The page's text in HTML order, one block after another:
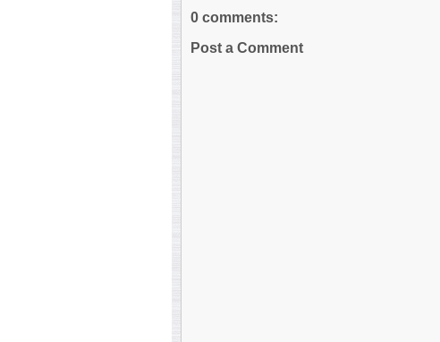
0 comments:
Post a Comment